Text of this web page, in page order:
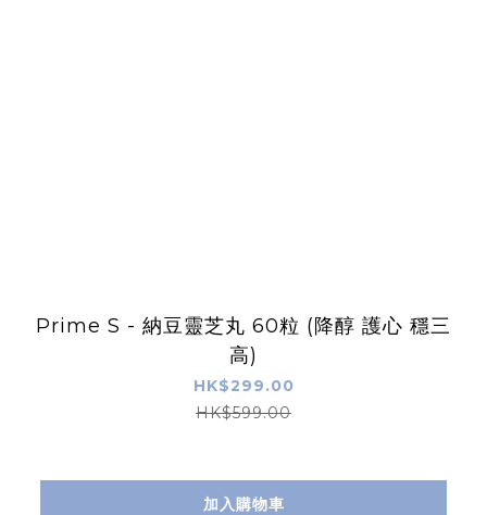
Prime S - 納豆靈芝丸 60粒 (降醇 護心 穩三
高)
HK$299.00
HK$599.00
加入購物車